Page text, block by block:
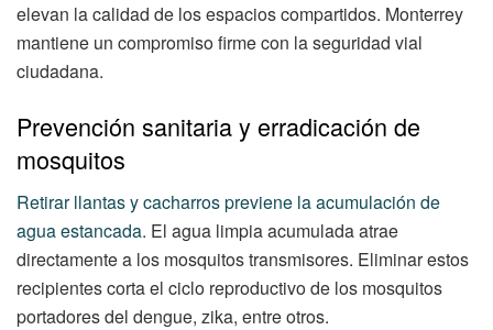
elevan la calidad de los espacios compartidos. Monterrey
mantiene un compromiso firme con la seguridad vial
ciudadana.
Prevención sanitaria y erradicación de
mosquitos
Retirar llantas y cacharros previene la acumulación de
agua estancada. El agua limpia acumulada atrae
directamente a los mosquitos transmisores. Eliminar estos
recipientes corta el ciclo reproductivo de los mosquitos
portadores del dengue, zika, entre otros.